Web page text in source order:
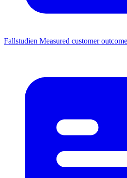
Fallstudien Measured customer